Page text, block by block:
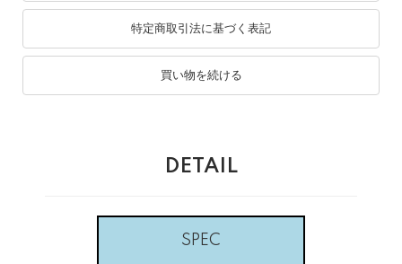
特定商取引法に基づく表記
買い物を続ける
DETAIL
SPEC